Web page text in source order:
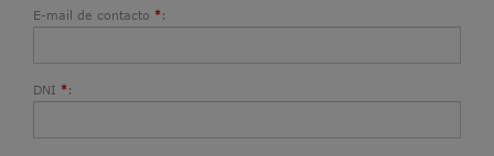
E-mail de contacto *:
DNI *: